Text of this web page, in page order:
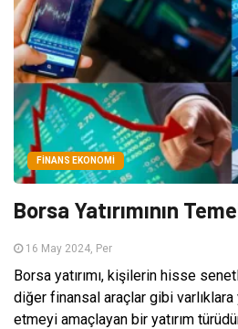
FINANS EKONOMI
Borsa Yatırımının
16 May 2024, Per
Borsa yatırımı, kişilerin hisse
diğer finansal araçlar gibi varlıklara
etmeyi amaçlayan bir yatırım